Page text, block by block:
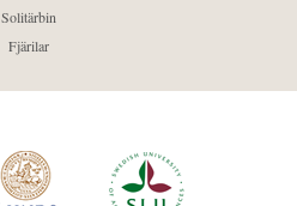
Solitärbin
Fjärilar